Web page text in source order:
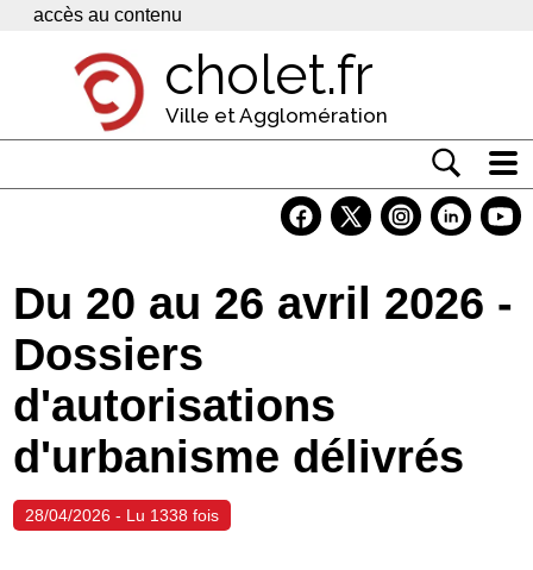
Panneau de gestion des cookies
accès au contenu
cholet.fr
Ville et Agglomération
Economie
Services
Contacts
Du 20 au 26 avril 2026 -
Dossiers
d'autorisations
d'urbanisme délivrés
28/04/2026 - Lu 1338 fois